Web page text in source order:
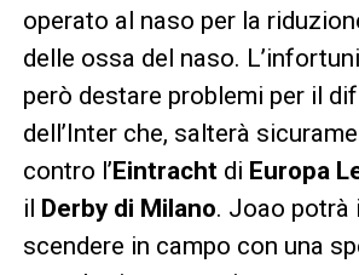
operato al naso per la
delle ossa del naso.
però destare problemi per il
dell’Inter che, salterà
contro l’ Eintrachtdi Europa
il
Derby di Milano. Joao potrà
scendere in campo con una